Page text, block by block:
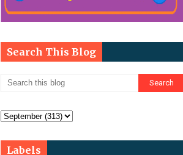
Search This Blog
Labels